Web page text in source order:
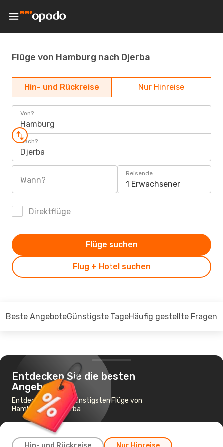
Flüge von Hamburg nach Djerba
Hin- und Rückreise Nur Hinreise
Von?
Hamburg
Nach?
Djerba
Wann?
Reisende
1 Erwachsener
Direktflüge
Flug + Hotel suchen
Flüge suchen
Beste AngeboteGünstigste TageHäufig gestellte Fragen
Entdecken Sie die besten
Angebote
Entdecken Sie die günstigsten Flüge von
Hamburg nach Djerba
Hin- und Rückreise Nur Hinreise